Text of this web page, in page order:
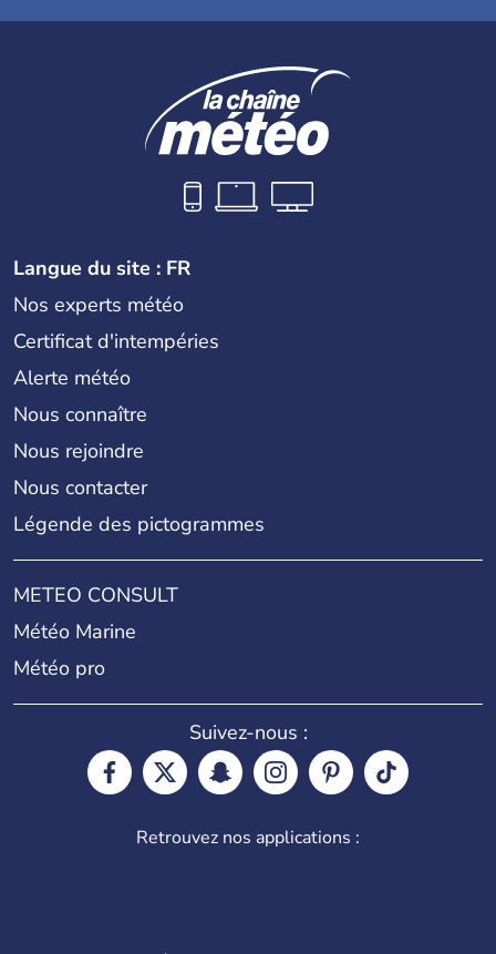
Langue du site : FR
Nos experts météo
Certificat d'intempéries
Alerte météo
Nous connaître
Nous rejoindre
Nous contacter
Légende des pictogrammes
METEO CONSULT
Météo Marine
Météo pro
Suivez-nous :
Retrouvez nos applications :